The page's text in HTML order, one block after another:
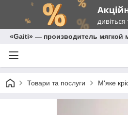
«Gaiti» — производитель мягкой
Товари та послуги М'яке